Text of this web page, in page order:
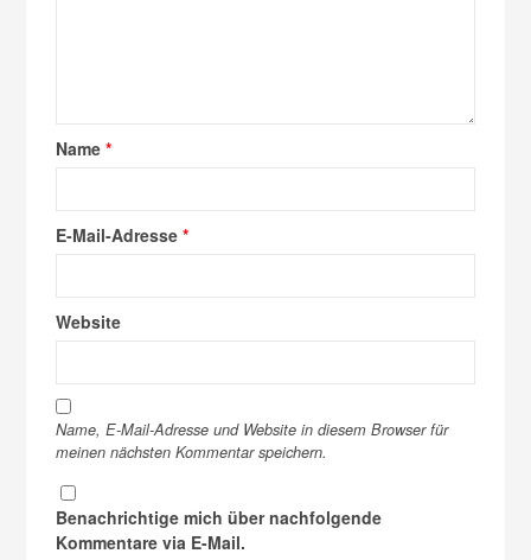
Name*
E-Mail-Adresse*
Website
Name, E-Mail-Adresse und Website in diesem Browser für
meinen nächsten Kommentar speichern.
Benachrichtige mich über nachfolgende
Kommentare via E-Mail.